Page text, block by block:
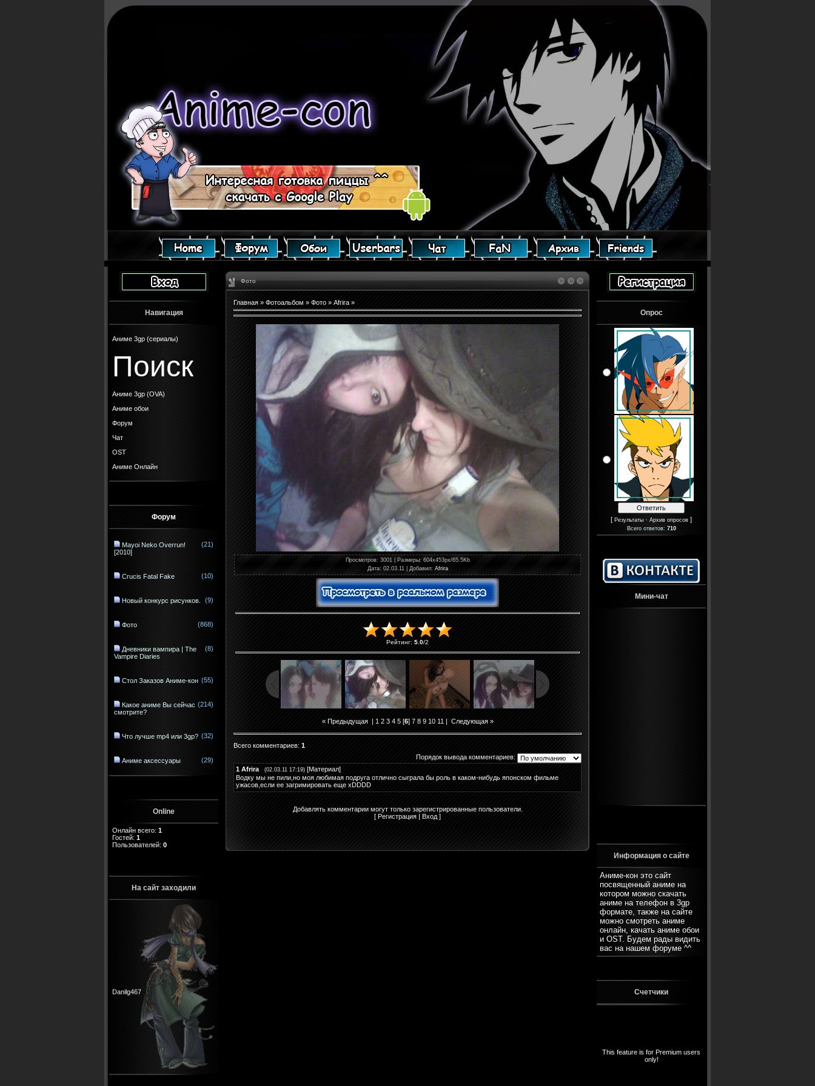
Навигация
Аниме 3gp (сериалы)
Поиск
Аниме 3gp (OVA)
Аниме обои
Форум
Чат
OST
Аниме Онлайн
Форум
Mayoi Neko Overrun!
[2010]
(21)
Crucis Fatal Fake (10)
Новый конкурс рисунков. (9)
Фото (868)
Дневники вампира | The
Vampire Diaries
(8)
Стол Заказов Аниме-кон (55)
Какое аниме Вы сейчас
смотрите?
(214)
Что лучше mp4 или 3gp? (32)
Аниме аксессуары (29)
Online
Онлайн всего: 1
Гостей: 1
Пользователей: 0
На сайт заходили
Фото
Главная » Фотоальбом » Фото » Afrira »
Просмотров: 3001 | Размеры: 604x453px/65.5Kb
Дата: 02.03.11 | Добавил: Afrira
Рейтинг: 5.0/2
« Предыдущая| 1 2 3 4 5[6] 7 8 9 10 11 | Следующая »
Всего комментариев: 1
Порядок вывода комментариев:
1 Afrira (02.03.11 17:19) [Материал]
Водку мы не пили,но моя любимая подруга отлично сыграла бы роль в каком-нибудь японском фильме
ужасов,если ее загримировать еще xDDDD
Добавлять комментарии могут только зарегистрированные пользователи.
[ Регистрация | Вход ]
Опрос
[ Результаты · Архив опросов ]
Всего ответов: 710
Мини-чат
Информация о сайте
Аниме-кон это сайт
посвященный аниме на
котором можно скачать
аниме на телефон в 3gp
формате, также на сайте
можно смотреть аниме
онлайн, качать аниме обои
и OST. Будем рады видить
вас на нашем форуме ^^
Счетчики
This feature is for Premium users
only!